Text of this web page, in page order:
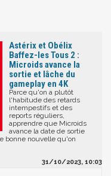
Astérix et Obélix
Baffez-les Tous 2 :
Microids avance la
sortie et lâche du
gameplay en 4K
Parce qu'on a plutôt
l'habitude des retards
intempestifs et des
reports réguliers,
apprendre que Microids
avance la date de sortie
bonne nouvelle qu'on
31/10/2023, 10:03